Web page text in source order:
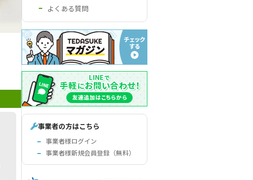
よくある質問
事業者の方はこちら
事業者様ログイン
事業者様新規会員登録（無料）